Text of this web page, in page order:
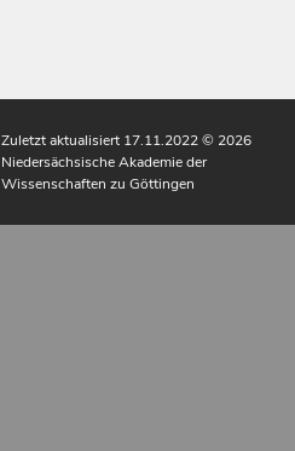
Zuletzt aktualisiert 17.11.2022© 2026
Niedersächsische Akademie der
Wissenschaften zu Göttingen